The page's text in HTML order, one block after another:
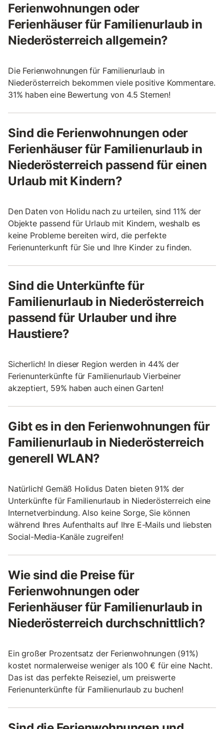
Ferienwohnungen oder
Ferienhäuser für Familienurlaub in
Niederösterreich allgemein?
Die Ferienwohnungen für Familienurlaub in
Niederösterreich bekommen viele positive Kommentare.
31% haben eine Bewertung von 4.5 Sternen!
Sind die Ferienwohnungen oder
Ferienhäuser für Familienurlaub in
Niederösterreich passend für einen
Urlaub mit Kindern?
Den Daten von Holidu nach zu urteilen, sind 11% der
Objekte passend für Urlaub mit Kindern, weshalb es
keine Probleme bereiten wird, die perfekte
Ferienunterkunft für Sie und Ihre Kinder zu finden.
Sind die Unterkünfte für
Familienurlaub in Niederösterreich
passend für Urlauber und ihre
Haustiere?
Sicherlich! In dieser Region werden in 44% der
Ferienunterkünfte für Familienurlaub Vierbeiner
akzeptiert, 59% haben auch einen Garten!
Gibt es in den Ferienwohnungen für
Familienurlaub in Niederösterreich
generell WLAN?
Natürlich! Gemäß Holidus Daten bieten 91% der
Unterkünfte für Familienurlaub in Niederösterreich eine
Internetverbindung. Also keine Sorge, Sie können
während Ihres Aufenthalts auf Ihre E-Mails und liebsten
Social-Media-Kanäle zugreifen!
Wie sind die Preise für
Ferienwohnungen oder
Ferienhäuser für Familienurlaub in
Niederösterreich durchschnittlich?
Ein großer Prozentsatz der Ferienwohnungen (91%)
kostet normalerweise weniger als 100 € für eine Nacht.
Das ist das perfekte Reiseziel, um preiswerte
Ferienunterkünfte für Familienurlaub zu buchen!